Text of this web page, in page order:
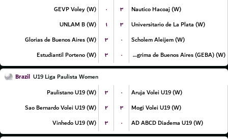
GEVP Voley (W)
۰ ۳
Nautico Hacoaj (W)
UNLAM B (W)
۱ ۳
Universitario de La Plata (W)
Glorias de Buenos Aires (W)
۳ ۰
Scholem Aleijem (W)
Estudiantil Porteno (W)
۳ ۰ Gimnasia y Esgrima de Buenos Aires (GEBA) (W)
Brazil U19 Liga Paulista Women
Paulistano U19 (W)
۳ ۰
Aruja Volei U19 (W)
Sao Bernardo Volei U19 (W)
۲ ۳
Mogi Volei U19 (W)
Vinhedo U19 (W)
۳ ۰ AD ABCD Diadema U19 (W)